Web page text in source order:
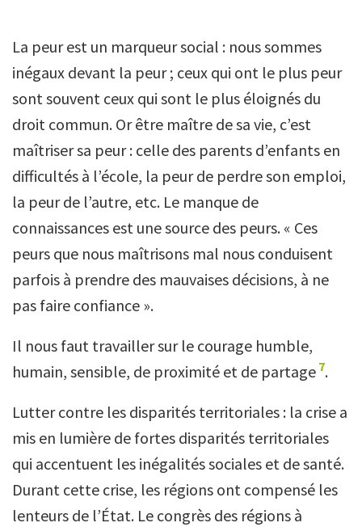
La peur est un marqueur social : nous sommes
inégaux devant la peur ; ceux qui ont le plus peur
sont souvent ceux qui sont le plus éloignés du
droit commun. Or être maître de sa vie, c’est
maîtriser sa peur : celle des parents d’enfants en
difficultés à l’école, la peur de perdre son emploi,
la peur de l’autre, etc. Le manque de
connaissances est une source des peurs. « Ces
peurs que nous maîtrisons mal nous conduisent
parfois à prendre des mauvaises décisions, à ne
pas faire confiance ».
Il nous faut travailler sur le courage humble,
humain, sensible, de proximité et de partage 7.
Lutter contre les disparités territoriales : la crise a
mis en lumière de fortes disparités territoriales
qui accentuent les inégalités sociales et de santé.
Durant cette crise, les régions ont compensé les
lenteurs de l’État. Le congrès des régions à